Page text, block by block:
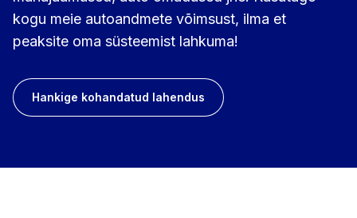
kogu meie autoandmete võimsust, ilma et
peaksite oma süsteemist lahkuma!
Hankige kohandatud lahendus